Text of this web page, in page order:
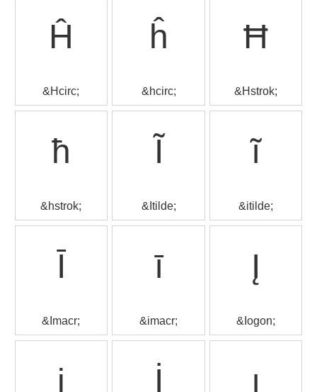
Ĥ
&Hcirc;
ĥ
&hcirc;
Ħ
&Hstrok;
ħ
&hstrok;
Ĩ
&Itilde;
ĩ
&itilde;
Ī
&Imacr;
ī
&imacr;
Į
&Iogon;
į İ ı